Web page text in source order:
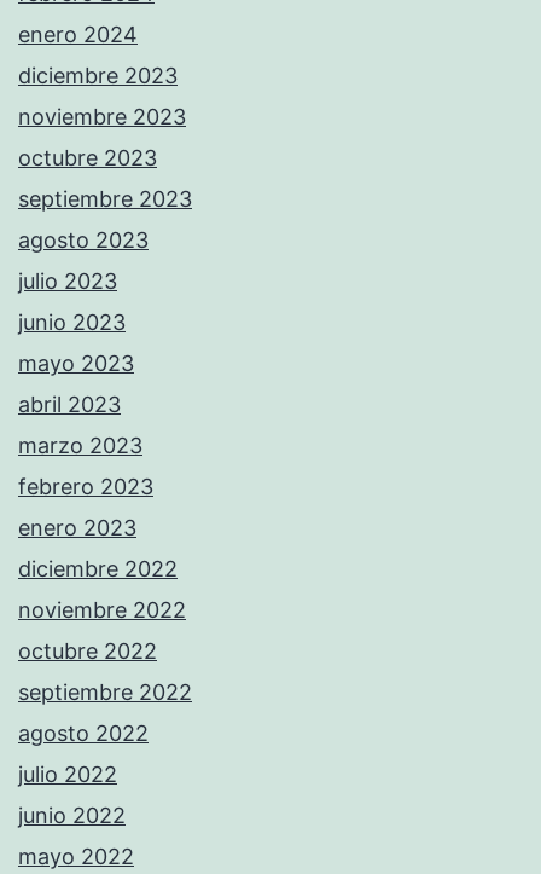
enero 2024
diciembre 2023
noviembre 2023
octubre 2023
septiembre 2023
agosto 2023
julio 2023
junio 2023
mayo 2023
abril 2023
marzo 2023
febrero 2023
enero 2023
diciembre 2022
noviembre 2022
octubre 2022
septiembre 2022
agosto 2022
julio 2022
junio 2022
mayo 2022